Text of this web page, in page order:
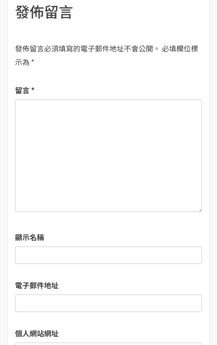
發佈留言
發佈留言必須填寫的電子郵件地址不會公開。 必填欄位標
示為 *
留言*
顯示名稱
電子郵件地址
個人網站網址